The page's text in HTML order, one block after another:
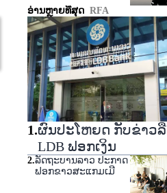
ອ່ານຫຼາຍທີ່ສຸດ RFA
1.ຜົນປະໂຫຍດ ກັບຂ່າວລື
LDB ຟອກເງິນ
2.ລັດຖະບານລາວ ປະກາດ
ຟອກຂາວສະແກມເມີ